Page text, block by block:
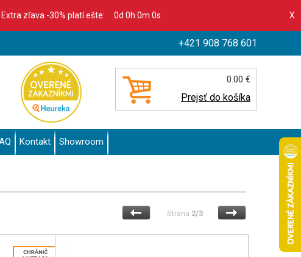
Extra zľava -30% platí ešte: 0d 0h 0m 0s X
+421 908 768 601
0.00 €
Prejsť do košíka
Kontakt Showroom
Strana 2/3